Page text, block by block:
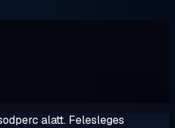
alatt. Felesleges